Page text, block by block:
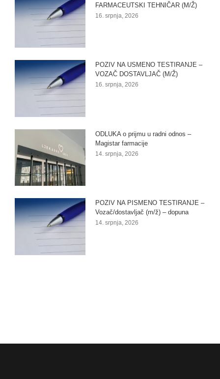
FARMACEUTSKI TEHNIČAR (M/Ž)
16. srpnja, 2026
POZIV NA USMENO TESTIRANJE –
VOZAČ DOSTAVLJAČ (M/Ž)
16. srpnja, 2026
ODLUKA o prijmu u radni odnos –
Magistar farmacije
14. srpnja, 2026
POZIV NA PISMENO TESTIRANJE –
Vozač/dostavljač (m/ž) – dopuna
14. srpnja, 2026